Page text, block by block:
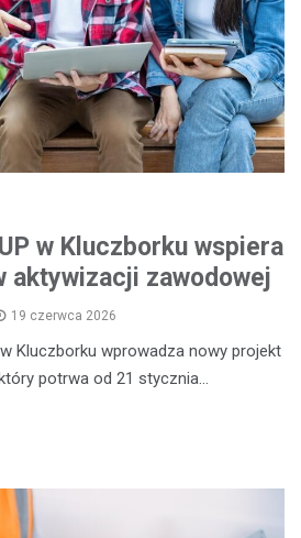
w Kluczborku wspiera
aktywizacji zawodowej
19 czerwca 2026
Kluczborku wprowadza nowy projekt
potrwa od 21 stycznia…